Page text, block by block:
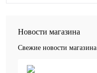
Новости магазина
Свежие новости магазина